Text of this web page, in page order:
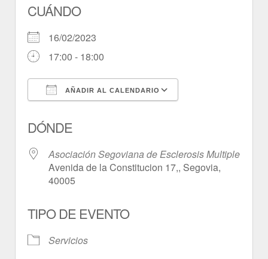
CUÁNDO
16/02/2023
17:00 - 18:00
AÑADIR AL CALENDARIO
DÓNDE
Asociación Segoviana de Esclerosis Multiple
Avenida de la Constitucion 17,, Segovia,
40005
TIPO DE EVENTO
Servicios